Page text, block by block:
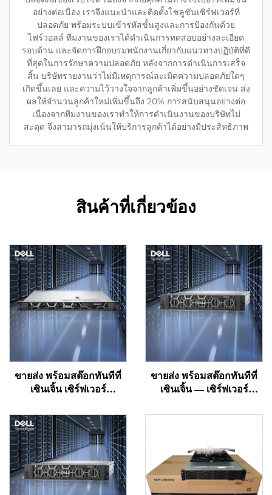
อย่างต่อเนื่อง เราจึงแนะนำและติดตั้งโซลูชันเซิร์ฟเวอร์ที่
ปลอดภัย พร้อมระบบเข้ารหัสขั้นสูงและการป้องกันด้วย
ไฟร์วอลล์ ทีมงานของเราได้ดำเนินการทดสอบอย่างละเอียด
รอบด้าน และจัดการฝึกอบรมพนักงานเกี่ยวกับแนวทางปฏิบัติที่ดี
ที่สุดในการรักษาความปลอดภัย หลังจากการดำเนินการเสร็จ
สิ้น บริษัทรายงานว่าไม่มีเหตุการณ์ละเมิดความปลอดภัยใดๆ
เกิดขึ้นเลย และความไว้วางใจจากลูกค้าเพิ่มขึ้นอย่างชัดเจน ส่ง
ผลให้จำนวนลูกค้าใหม่เพิ่มขึ้นถึง 20% การสนับสนุนอย่างต่อ
เนื่องจากทีมงานของเราทำให้การดำเนินงานของบริษัทไม่
สะดุด จึงสามารถมุ่งเน้นให้บริการลูกค้าได้อย่างมีประสิทธิภาพ
สินค้าที่เกี่ยวข้อง
ขายส่ง พร้อมสต๊อกทันทีที่
เซินเจิ้น เซิร์ฟเวอร์
PowerEdge R450 เซิร์ฟเวอร์
แบบแร็ก NAS แบบ
Precision ที่ใช้โปรเซสเซอร์
Xeon
ขายส่ง พร้อมสต๊อกทันทีที่
เซินเจิ้น — เซิร์ฟเวอร์
เซิร์ฟเวอร์ PowerEdge แบบ
รุ่น 750